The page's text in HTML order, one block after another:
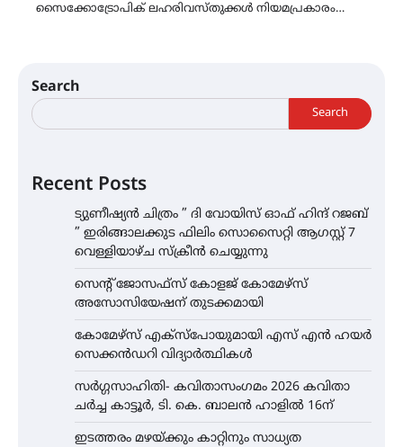
സൈക്കോട്രോപിക് ലഹരിവസ്തുക്കൾ നിയമപ്രകാരം…
Search
Search
Recent Posts
ട്യുണീഷ്യൻ ചിത്രം ” ദി വോയിസ് ഓഫ് ഹിന്ദ് റജബ്
” ഇരിങ്ങാലക്കുട ഫിലിം സൊസൈറ്റി ആഗസ്റ്റ് 7
വെള്ളിയാഴ്ച സ്‌ക്രീൻ ചെയ്യുന്നു
സെന്റ് ജോസഫ്സ് കോളജ് കോമേഴ്‌സ്
അസോസിയേഷന് തുടക്കമായി
കോമേഴ്സ് എക്സ്പോയുമായി എസ് എൻ ഹയർ
സെക്കൻഡറി വിദ്യാർത്ഥികൾ
സർഗ്ഗസാഹിതി- കവിതാസംഗമം 2026 കവിതാ
ചർച്ച കാട്ടൂർ, ടി. കെ. ബാലൻ ഹാളിൽ 16ന്
ഇടത്തരം മഴയ്ക്കും കാറ്റിനും സാധ്യത